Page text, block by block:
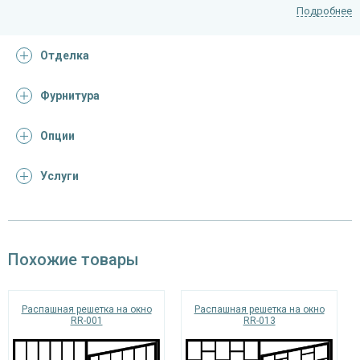
конструкции
Покрас
окрас по RAL
Подробнее
Отделка
Фурнитура
Опции
Услуги
Похожие товары
Распашная решетка на окно
RR-001
Распашная решетка на окно
RR-013